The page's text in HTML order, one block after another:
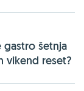
gastro šetnja
vikend reset?